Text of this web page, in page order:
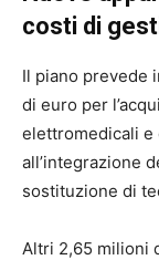
costi di
Il piano prevede
di euro per
elettromedicali e
all’integrazione
sostituzione di
Altri 2,65 milioni